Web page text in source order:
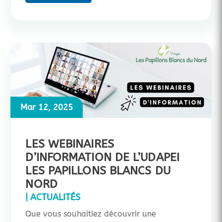
Mar 12, 2025
LES WEBINAIRES
D’INFORMATION DE L’UDAPEI
LES PAPILLONS BLANCS DU
NORD
|ACTUALITÉS
Que vous souhaitiez découvrir une